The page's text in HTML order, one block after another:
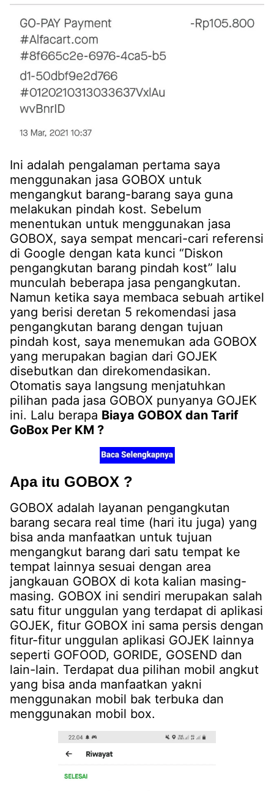
Ini adalah pengalaman pertama saya
menggunakan jasa GOBOX untuk
mengangkut barang-barang saya guna
melakukan pindah kost. Sebelum
menentukan untuk menggunakan jasa
GOBOX, saya sempat mencari-cari referensi
di Google dengan kata kunci “Diskon
pengangkutan barang pindah kost” lalu
munculah beberapa jasa pengangkutan.
Namun ketika saya membaca sebuah artikel
yang berisi deretan 5 rekomendasi jasa
pengangkutan barang dengan tujuan
pindah kost, saya menemukan ada GOBOX
yang merupakan bagian dari GOJEK
disebutkan dan direkomendasikan.
Otomatis saya langsung menjatuhkan
pilihan pada jasa GOBOX punyanya GOJEK
ini. Lalu berapa Biaya GOBOX dan Tarif
GoBox Per KM ?
Apa itu GOBOX ?
GOBOX adalah layanan pengangkutan
barang secara real time (hari itu juga) yang
bisa anda manfaatkan untuk tujuan
mengangkut barang dari satu tempat ke
tempat lainnya sesuai dengan area
jangkauan GOBOX di kota kalian masing-
masing. GOBOX ini sendiri merupakan salah
satu fitur unggulan yang terdapat di aplikasi
GOJEK, fitur GOBOX ini sama persis dengan
fitur-fitur unggulan aplikasi GOJEK lainnya
seperti GOFOOD, GORIDE, GOSEND dan
lain-lain. Terdapat dua pilihan mobil angkut
yang bisa anda manfaatkan yakni
menggunakan mobil bak terbuka dan
menggunakan mobil box.